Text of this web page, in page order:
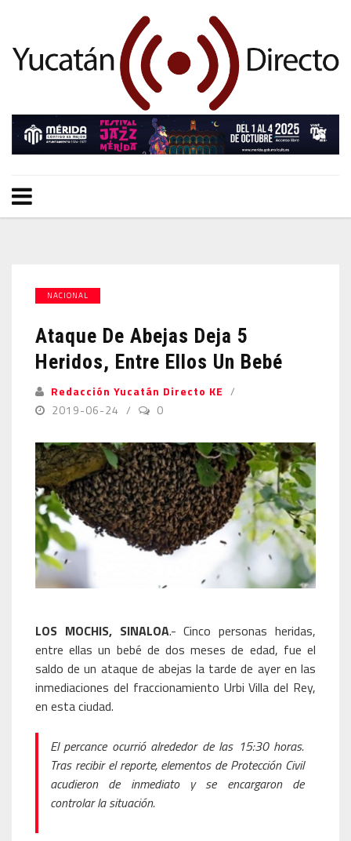
NACIONAL
Ataque De Abejas Deja 5
Heridos, Entre Ellos Un Bebé
Redacción Yucatán Directo KE
2019-06-24
0
LOS MOCHIS, SINALOA.- Cinco personas heridas,
entre ellas un bebé de dos meses de edad, fue el
saldo de un ataque de abejas la tarde de ayer en las
inmediaciones del fraccionamiento Urbi Villa del Rey,
en esta ciudad.
El percance ocurrió alrededor de las 15:30 horas.
Tras recibir el reporte, elementos de Protección Civil
acudieron de inmediato y se encargaron de
controlar la situación.